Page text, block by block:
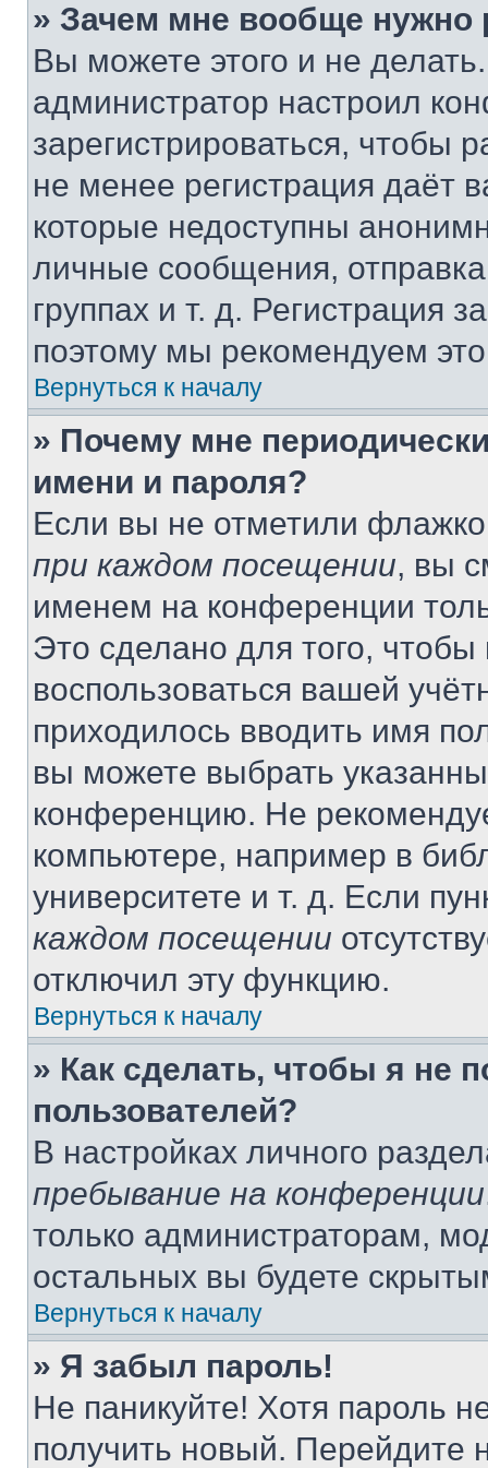
» Зачем мне вообще нужно
Вы можете этого и не
администратор настроил
зарегистрироваться, чтобы
не менее регистрация даёт
которые недоступны
личные сообщения,
группах и т. д. Регистрация
поэтому мы рекомендуем
Вернуться к началу
» Почему мне
имени и пароля?
Если вы не отметили
при каждом посещении, вы
именем на конференции
Это сделано для того, чтобы
воспользоваться вашей
приходилось вводить имя
вы можете выбрать
конференцию. Не
компьютере, например в
университете и т. д. Если
каждом посещении
отключил эту функцию.
Вернуться к началу
» Как сделать, чтобы я не
пользователей?
В настройках личного
пребывание на конференции
только администраторам,
остальных вы будете
Вернуться к началу
» Я забыл пароль!
Не паникуйте! Хотя пароль
получить новый. Перейдите